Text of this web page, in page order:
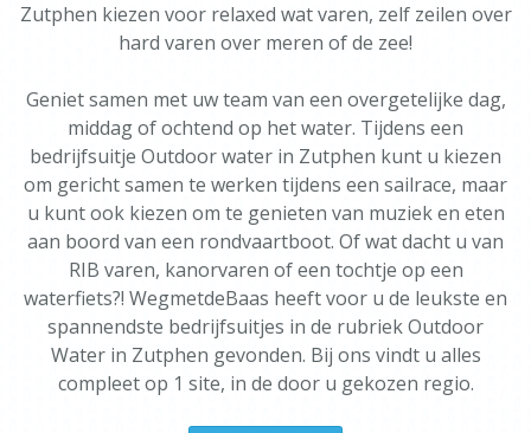
Zutphen kiezen voor relaxed wat varen, zelf zeilen over
hard varen over meren of de zee!
Geniet samen met uw team van een overgetelijke dag,
middag of ochtend op het water. Tijdens een
bedrijfsuitje Outdoor water in Zutphen kunt u kiezen
om gericht samen te werken tijdens een sailrace, maar
u kunt ook kiezen om te genieten van muziek en eten
aan boord van een rondvaartboot. Of wat dacht u van
RIB varen, kanorvaren of een tochtje op een
waterfiets?! WegmetdeBaas heeft voor u de leukste en
spannendste bedrijfsuitjes in de rubriek Outdoor
Water in Zutphen gevonden. Bij ons vindt u alles
compleet op 1 site, in de door u gekozen regio.